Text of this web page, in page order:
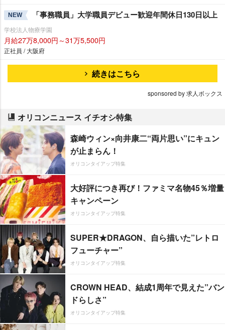
NEW 「事務職員」大学職員デビュー歓迎年間休日130日以上
学校法人物療学園
月給27万8,000円～31万5,500円
正社員 / 大阪府
続きはこちら
sponsored by 求人ボックス
オリコンニュース イチオシ特集
森崎ウィン×向井康二“両片思い”にキュン
が止まらん！
オリコンタイアップ特集
大好評につき再び！ファミマ名物45％増量
キャンペーン
オリコンタイアップ特集
SUPER★DRAGON、自ら描いた”レトロ
フューチャー”
オリコンタイアップ特集
CROWN HEAD、結成1周年で見えた”バン
ドらしさ”
オリコンタイアップ特集